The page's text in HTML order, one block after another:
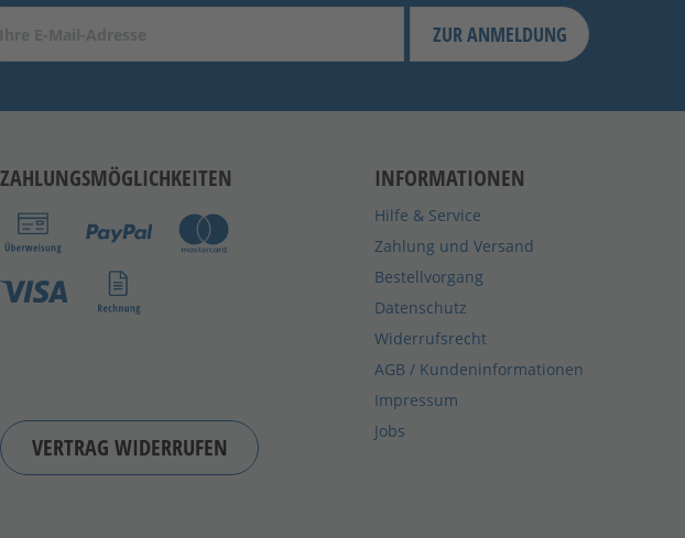
ZUR ANMELDUNG
ZAHLUNGSMÖGLICHKEITEN
VERTRAG WIDERRUFEN
INFORMATIONEN
Hilfe & Service
Zahlung und Versand
Bestellvorgang
Datenschutz
Widerrufsrecht
AGB / Kundeninformationen
Impressum
Jobs